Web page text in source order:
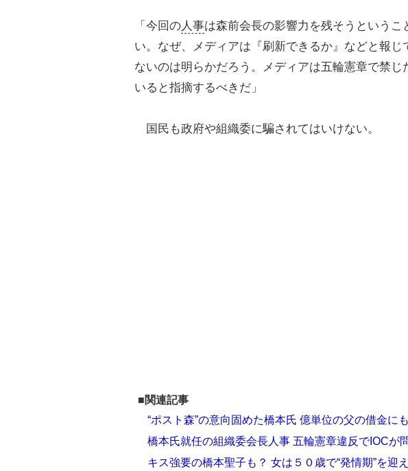
「今回の人事は森前会長の影響力を残そうという
い。なぜ、メディアは『刷新できるか』などと報
ないのは明らかだろう。メディアは五輪憲章で禁じ
いると指摘するべきだ」
国民も政府や組織委に騙されてはいけない。
■関連記事
“ポスト森”の意向固めた橋本氏 億単位の父の借金に
橋本氏就任の組織委会長人事 五輪憲章違反でIOCが
キス強要の橋本聖子も？ 女は５０歳で“発情期”を迎